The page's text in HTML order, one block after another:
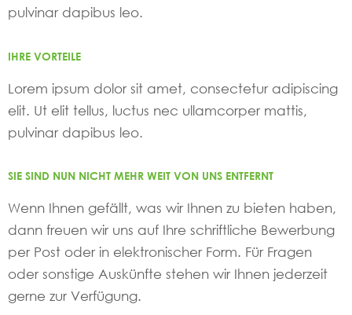
pulvinar dapibus leo.
IHRE VORTEILE
Lorem ipsum dolor sit amet, consectetur adipiscing
elit. Ut elit tellus, luctus nec ullamcorper mattis,
pulvinar dapibus leo.
SIE SIND NUN NICHT MEHR WEIT VON UNS ENTFERNT
Wenn Ihnen gefällt, was wir Ihnen zu bieten haben,
dann freuen wir uns auf Ihre schriftliche Bewerbung
per Post oder in elektronischer Form. Für Fragen
oder sonstige Auskünfte stehen wir Ihnen jederzeit
gerne zur Verfügung.